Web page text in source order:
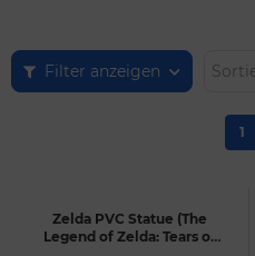
Filter anzeigen
1
Zelda PVC Statue (The
Legend of Zelda: Tears of